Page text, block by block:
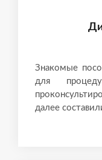
Знакомые
для
далее